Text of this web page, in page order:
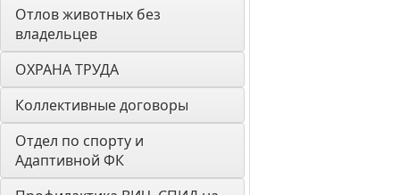
Отлов животных без
владельцев
ОХРАНА ТРУДА
Коллективные договоры
Отдел по спорту и
Адаптивной ФК